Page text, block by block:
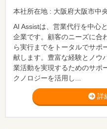
本社所在地 : 大阪府大阪市中
AI Assistは、営業代行を中心
企業です。顧客のニーズに合
ら実行までをトータルでサポ
献します。豊富な経験とノウ
業活動を実現するためのサポ
クノロジーを活用し...
詳